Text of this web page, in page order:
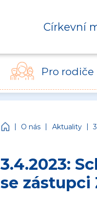
Církevní
Pro rodiče
Církevní mateřská škola
| O nás | Aktuality |
3.4.2023:
se zástupci